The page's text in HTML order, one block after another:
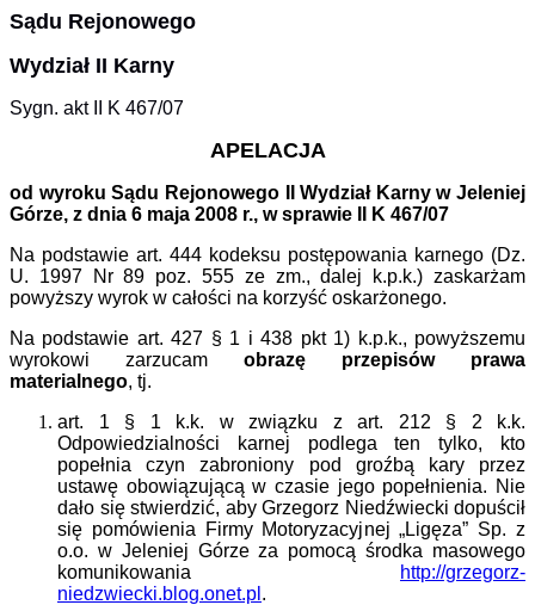
Sądu Rejonowego
Wydział II Karny
Sygn. akt II K 467/07
APELACJA
od wyroku Sądu Rejonowego II Wydział Karny w Jeleniej
Górze, z dnia 6 maja 2008 r., w sprawie II K 467/07
Na podstawie art. 444 kodeksu postępowania karnego (Dz.
U. 1997 Nr 89 poz. 555 ze zm., dalej k.p.k.) zaskarżam
powyższy wyrok w całości na korzyść oskarżonego.
Na podstawie art. 427 § 1 i 438 pkt 1) k.p.k., powyższemu
wyrokowi zarzucam obrazę przepisów prawa
materialnego, tj.
art. 1 § 1 k.k. w związku z art. 212 § 2 k.k.
Odpowiedzialności karnej podlega ten tylko, kto
popełnia czyn zabroniony pod groźbą kary przez
ustawę obowiązującą w czasie jego popełnienia. Nie
dało się stwierdzić, aby Grzegorz Niedźwiecki dopuścił
się pomówienia Firmy Motoryzacyjnej „Ligęza” Sp. z
o.o. w Jeleniej Górze za pomocą środka masowego
komunikowania
http://grzegorz-
niedzwiecki.blog.onet.pl .